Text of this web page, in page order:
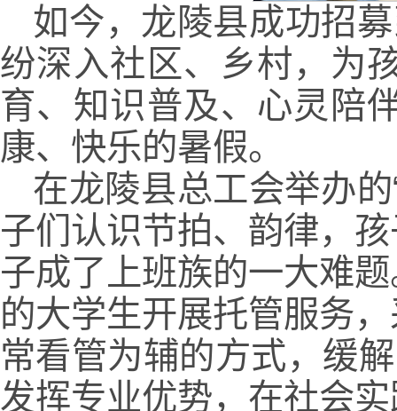
如今，龙陵县成功招
纷深入社区、乡村，为
育、知识普及、心灵陪
康、快乐的暑假。
在龙陵县总工会举办
子们认识节拍、韵律，
子成了上班族的一大难
的大学生开展托管服务
常看管为辅的方式，缓
发挥专业优势，在社会